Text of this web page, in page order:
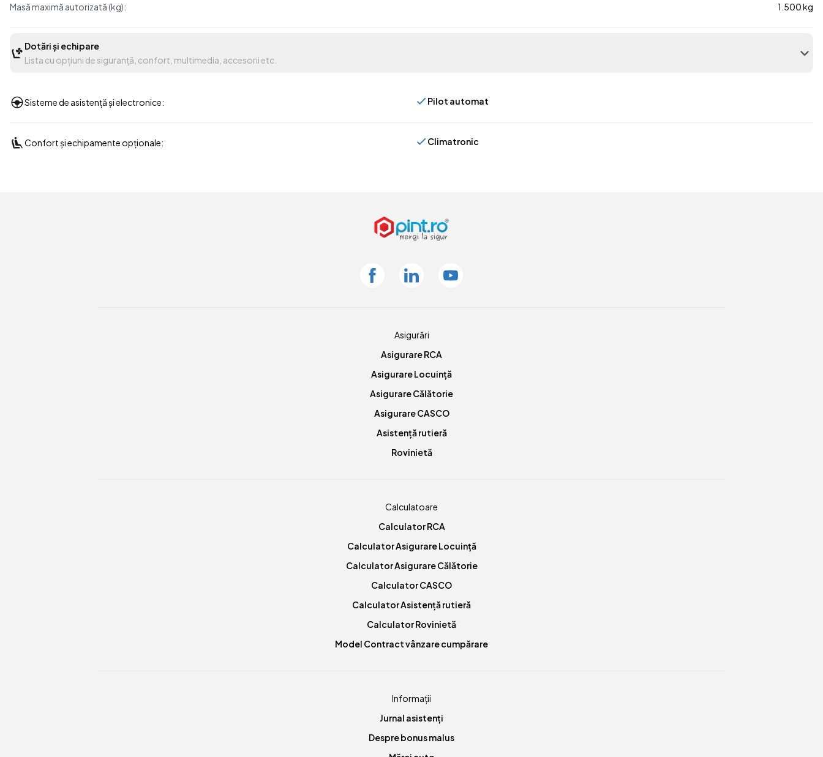
Masă maximă autorizată (kg):
1.500 kg
Dotări și echipare
Lista cu opțiuni de siguranță, confort, multimedia, accesorii etc.
Sisteme de asistență și electronice: Pilot automat
Confort și echipamente opționale: Climatronic
FacebookLinkedin Youtube
Asigurări
Asigurare RCA
Asigurare Locuință
Asigurare Călătorie
Asigurare CASCO
Asistență rutieră
Rovinietă
Calculatoare
Calculator RCA
Calculator Asigurare Locuință
Calculator Asigurare Călătorie
Calculator CASCO
Calculator Asistență rutieră
Calculator Rovinietă
Model Contract vânzare cumpărare
Informații
Jurnal asistenți
Despre bonus malus